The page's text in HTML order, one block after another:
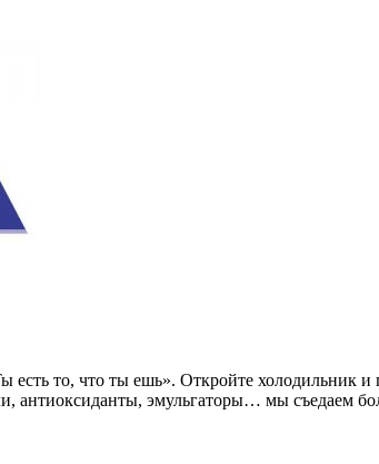
есть то, что ты ешь». Откройте
антиоксиданты, эмульгаторы… мы съедаем